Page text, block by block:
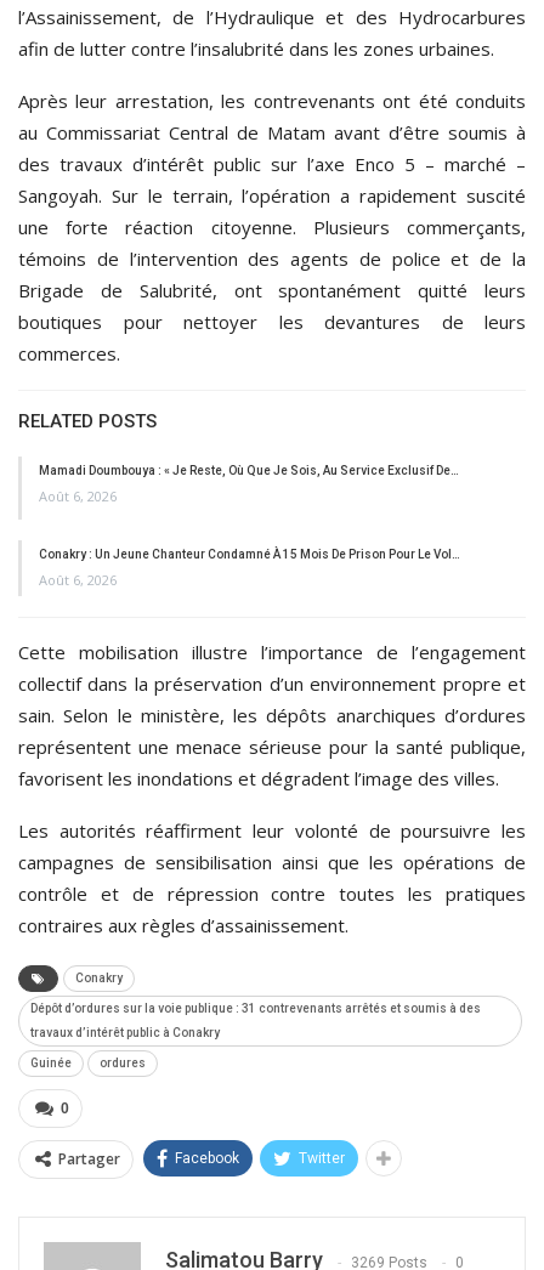
l’Assainissement, de l’Hydraulique et des Hydrocarbures
afin de lutter contre l’insalubrité dans les zones urbaines.
Après leur arrestation, les contrevenants ont été conduits
au Commissariat Central de Matam avant d’être soumis à
des travaux d’intérêt public sur l’axe Enco 5 – marché –
Sangoyah. Sur le terrain, l’opération a rapidement suscité
une forte réaction citoyenne. Plusieurs commerçants,
témoins de l’intervention des agents de police et de la
Brigade de Salubrité, ont spontanément quitté leurs
boutiques pour nettoyer les devantures de leurs
commerces.
RELATED POSTS
Mamadi Doumbouya : « Je Reste, Où Que Je Sois, Au Service Exclusif De…
Août 6, 2026
Conakry : Un Jeune Chanteur Condamné À 15 Mois De Prison Pour Le Vol…
Août 6, 2026
Cette mobilisation illustre l’importance de l’engagement
collectif dans la préservation d’un environnement propre et
sain. Selon le ministère, les dépôts anarchiques d’ordures
représentent une menace sérieuse pour la santé publique,
favorisent les inondations et dégradent l’image des villes.
Les autorités réaffirment leur volonté de poursuivre les
campagnes de sensibilisation ainsi que les opérations de
contrôle et de répression contre toutes les pratiques
contraires aux règles d’assainissement.
Conakry
Dépôt d’ordures sur la voie publique : 31 contrevenants arrêtés et soumis à des
travaux d’intérêt public à Conakry
Guinée ordures
0
Partager Facebook Twitter
Salimatou Barry 3269 Posts 0